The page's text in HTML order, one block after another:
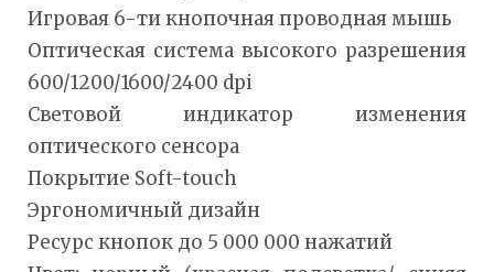
Игровая 6-ти кнопочная проводная мышь
Оптическая система высокого разрешения
600/1200/1600/2400 dpi
Световой индикатор изменения
оптического сенсора
Покрытие Soft-touch
Эргономичный дизайн
Ресурс кнопок до 5 000 000 нажатий